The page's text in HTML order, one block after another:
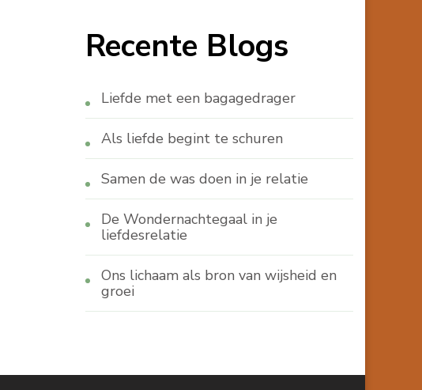
Recente Blogs
Liefde met een bagagedrager
Als liefde begint te schuren
Samen de was doen in je relatie
De Wondernachtegaal in je
liefdesrelatie
Ons lichaam als bron van wijsheid en
groei